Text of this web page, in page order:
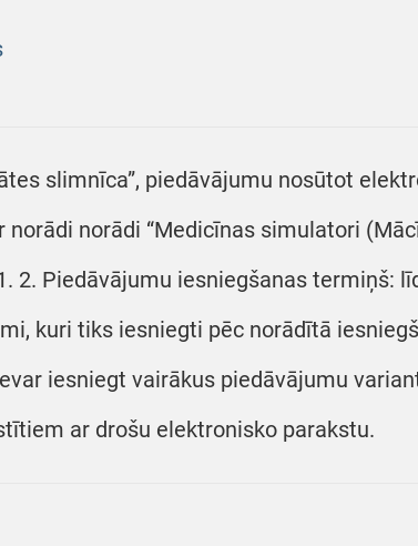
slimnīca”, piedāvājumu nosūtot
norādi “Medicīnas simulatori
2. Piedāvājumu iesniegšanas termiņš:
kuri tiks iesniegti pēc norādītā
iesniegt vairākus piedāvājumu
ar drošu elektronisko parakstu.